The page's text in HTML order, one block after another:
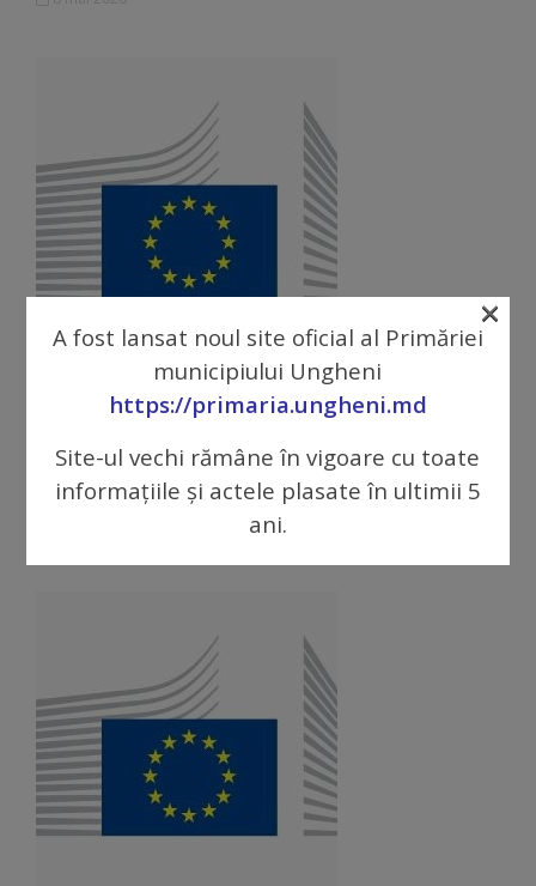
copiilor
în
grădiniță/Plăți
Înterprinderi
municipale
Comgaz-
Plus
Modele
Arhitectură
și
urbanism
Transparență
decizională
Anunț de selectare a unei organizații
pentru furnizarea de unelte de
”Cultivarea aerului curat în mediile
urbane” / ROMD00453
A fost lansat noul site oficial al Primăriei
municipiului Ungheni
https://primaria.ungheni.md
Site-ul vechi rămâne în vigoare cu toate
informațiile și actele plasate în ultimii 5
ani.
×